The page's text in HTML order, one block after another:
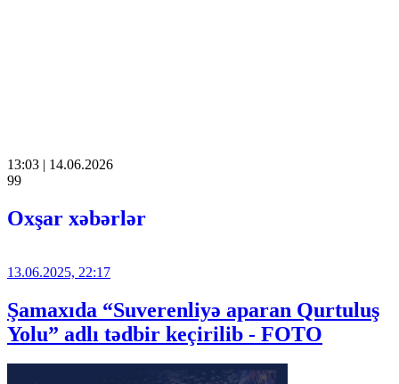
13:03 | 14.06.2026
99
Oxşar xəbərlər
13.06.2025, 22:17
Şamaxıda “Suverenliyə aparan Qurtuluş
Yolu” adlı tədbir keçirilib - FOTO